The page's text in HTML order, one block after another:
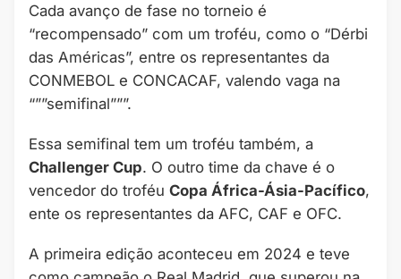
Cada avanço de fase no torneio é
“recompensado” com um troféu, como o “Dérbi
das Américas”, entre os representantes da
CONMEBOL e CONCACAF, valendo vaga na
“””semifinal”””.
Essa semifinal tem um troféu também, a
Challenger Cup. O outro time da chave é o
vencedor do troféu Copa África-Ásia-Pacífico,
ente os representantes da AFC, CAF e OFC.
A primeira edição aconteceu em 2024 e teve